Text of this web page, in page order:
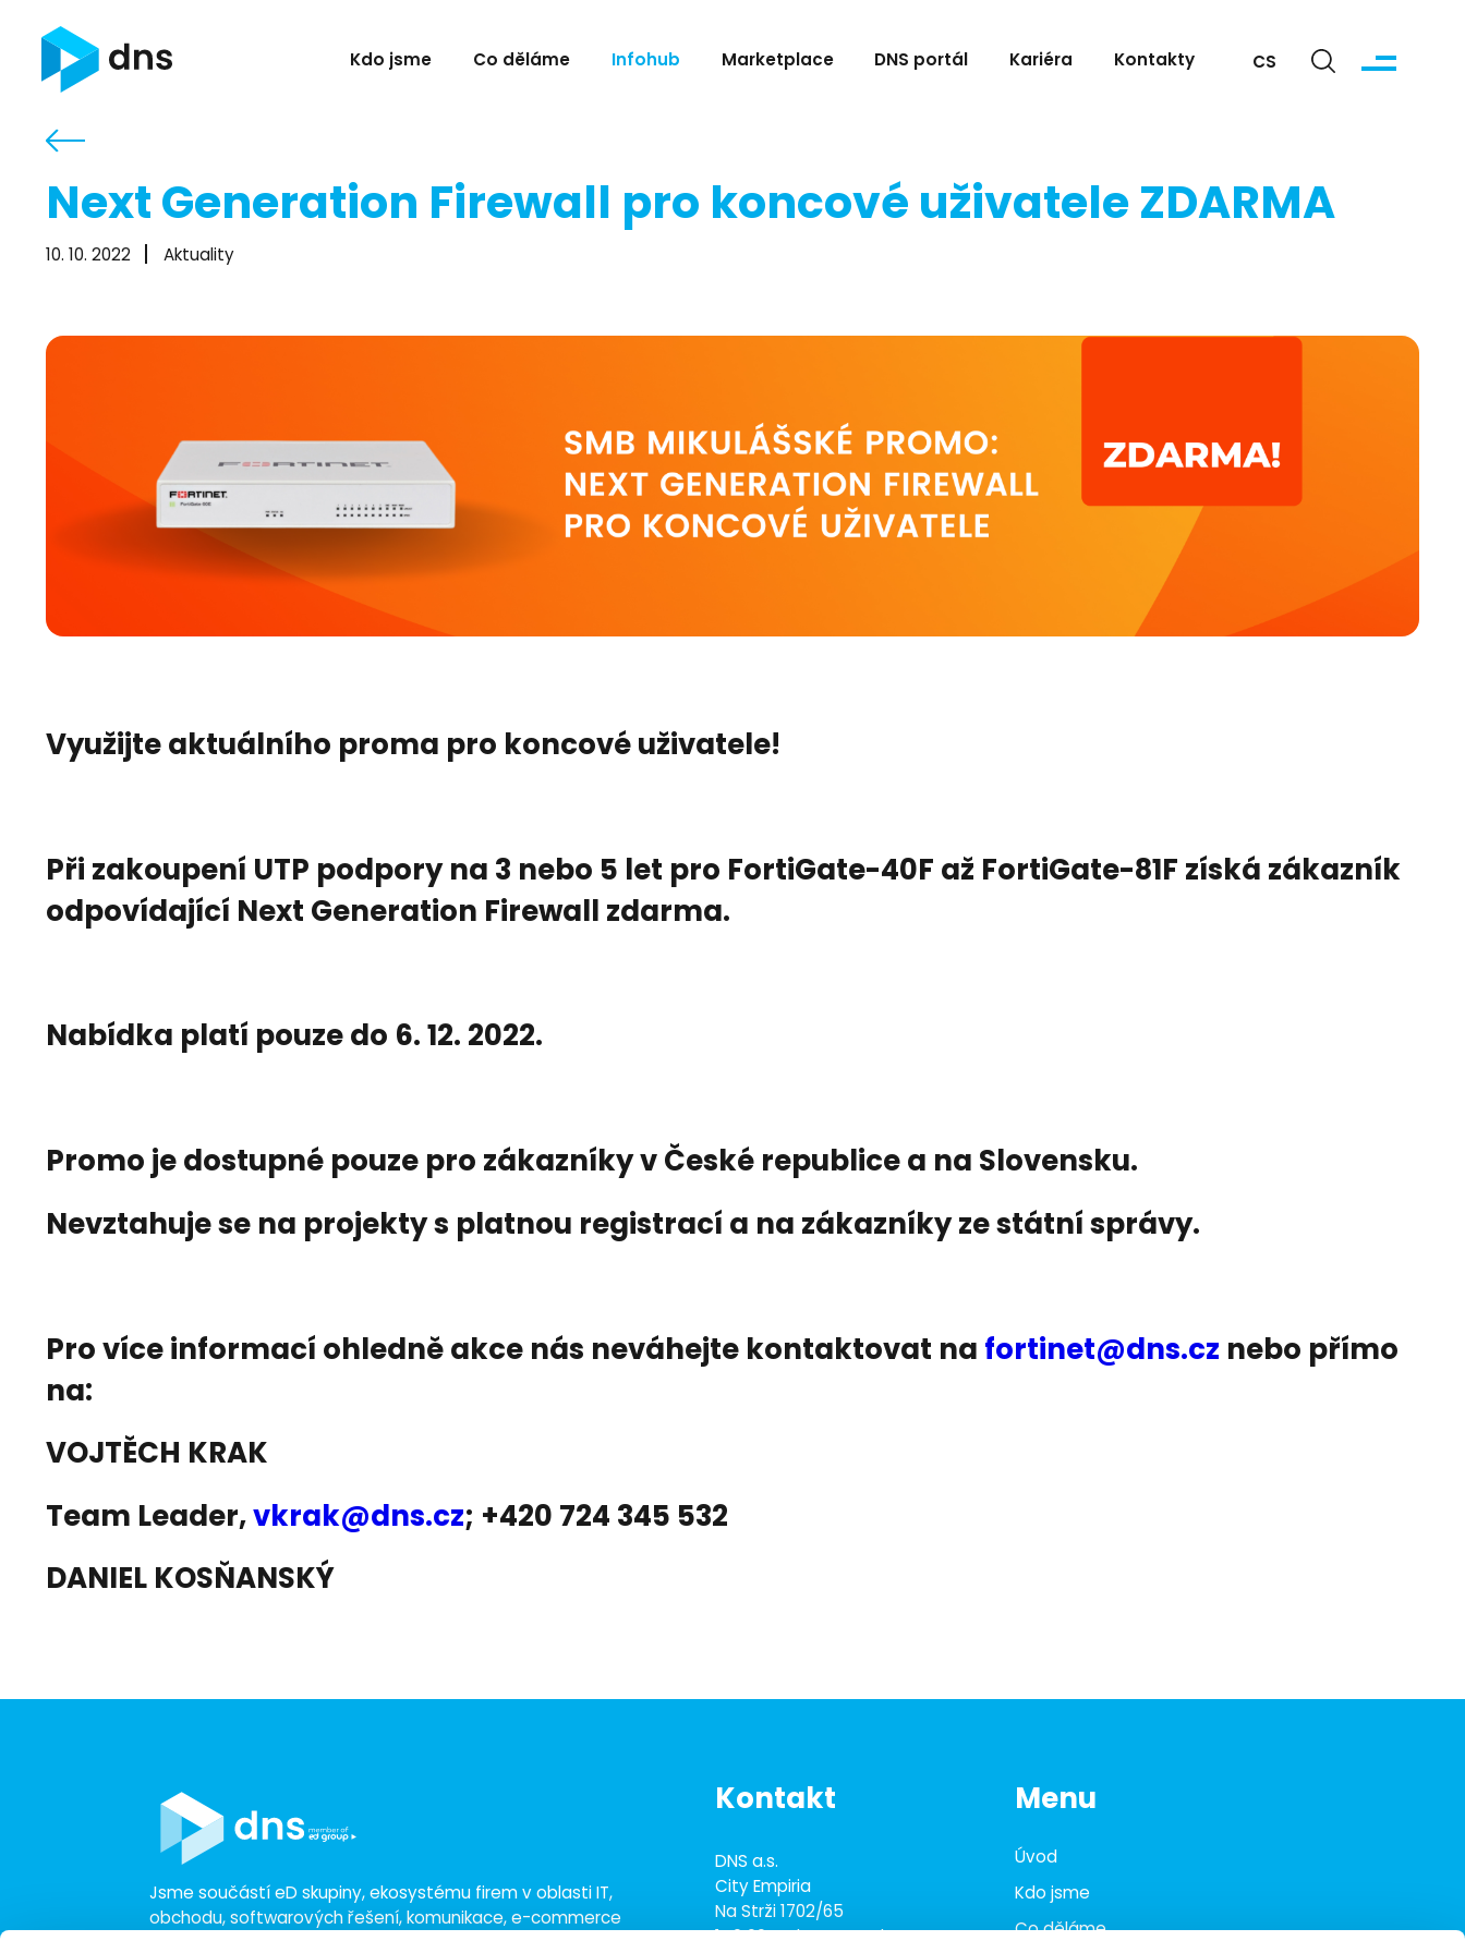
Kdo jsme Co děláme Infohub Marketplace DNS portál Kariéra Kontakty CS
Next Generation Firewall pro koncové uživatele ZDARMA
10. 10. 2022 Aktuality
Využijte aktuálního proma pro koncové uživatele!
Při zakoupení UTP podpory na 3 nebo 5 let pro FortiGate-40F až FortiGate-81F získá zákazník
odpovídající Next Generation Firewall zdarma.
Nabídka platí pouze do 6. 12. 2022.
Promo je dostupné pouze pro zákazníky v České republice a na Slovensku.
Nevztahuje se na projekty s platnou registrací a na zákazníky ze státní správy.
Pro více informací ohledně akce nás neváhejte kontaktovat nafortinet@dns.cz nebo přímo
na:
VOJTĚCH KRAK
Team Leader,vkrak@dns.cz; +420 724 345 532
DANIEL KOSŇANSKÝ
Jsme součástí eD skupiny, ekosystému firem v oblasti IT,
obchodu, softwarových řešení, komunikace, e-commerce
Kontakt
DNS a.s.
City Empiria
Na Strži 1702/65
140 00 Praha 4 - Nusle
Menu
Úvod
Kdo jsme
Co děláme